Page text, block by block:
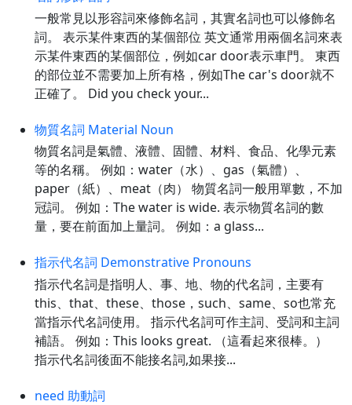
一般常見以形容詞來修飾名詞，其實名詞也可以修飾名
詞。 表示某件東西的某個部位 英文通常用兩個名詞來表
示某件東西的某個部位，例如car door表示車門。 東西
的部位並不需要加上所有格，例如The car's door就不
正確了。 Did you check your...
物質名詞 Material Noun
物質名詞是氣體、液體、固體、材料、食品、化學元素
等的名稱。 例如：water（水）、gas（氣體）、
paper（紙）、meat（肉） 物質名詞一般用單數，不加
冠詞。 例如：The water is wide. 表示物質名詞的數
量，要在前面加上量詞。 例如：a glass...
指示代名詞 Demonstrative Pronouns
指示代名詞是指明人、事、地、物的代名詞，主要有
this、that、these、those，such、same、so也常充
當指示代名詞使用。 指示代名詞可作主詞、受詞和主詞
補語。 例如：This looks great. （這看起來很棒。）
指示代名詞後面不能接名詞,如果接...
need 助動詞